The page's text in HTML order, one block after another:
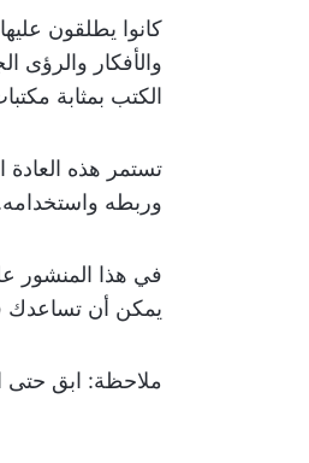
كانوا يطلقون عليها
والأفكار والرؤى
الكتب بمثابة
وربطه
يمكن أن تساعدك
ملاحظة: ابق حتى